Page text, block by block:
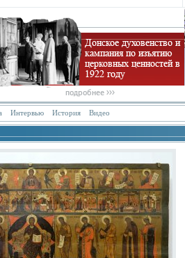
Интервью История Видео